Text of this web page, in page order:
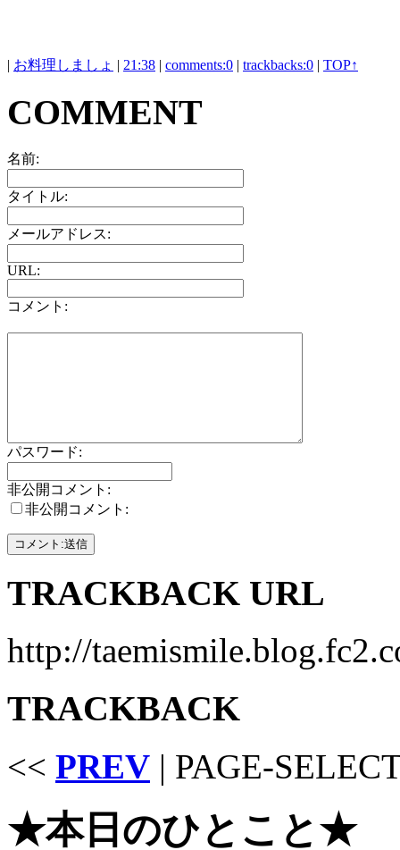
| お料理しましょ | 21:38 | comments:0 | trackbacks:0 | TOP↑
COMMENT
名前:
タイトル:
メールアドレス:
URL:
コメント:
パスワード:
非公開コメント:
非公開コメント:
TRACKBACK URL
http://
TRACKBACK
<< PREV | PAGE-
★本日のひとこと★